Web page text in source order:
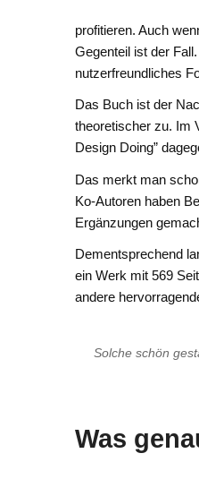
profitieren. Auch
Gegenteil ist der
nutzerfreundliches
Das Buch ist der
theoretischer zu. Im
Design Doing”
Das merkt man
Ko-Autoren haben
Ergänzungen
Dementsprechend
ein Werk mit 569
andere
Solche schön
Was